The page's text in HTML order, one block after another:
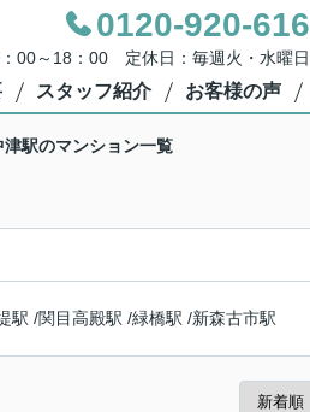
0120-920-616
00～18：00 定休日：毎週火・水曜日
スタッフ紹介 お客様の声
駅のマンション一覧
駅 /関目高殿駅 /緑橋駅 /新森古市駅